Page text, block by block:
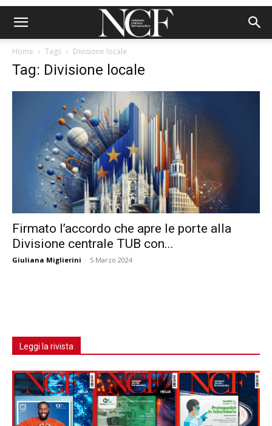
Home Tags Divisione locale
Tag: Divisione locale
Firmato l’accordo che apre le porte alla
Divisione centrale TUB con...
Giuliana Miglierini - 5 Marzo 2024
Leggi la rivista